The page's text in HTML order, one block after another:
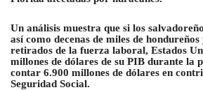
Un análisis muestra que si los
así como decenas de miles de
retirados de la fuerza laboral, Estados
millones de dólares de su PIB durante la
contar 6.900 millones de dólares en
Seguridad Social.